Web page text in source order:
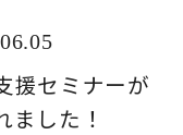
援セミナーが
ました！